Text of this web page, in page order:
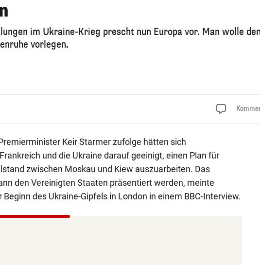
im Ukraine-Krieg prescht nun Europa vor. Man wolle
vorlegen.
Keir Starmer zufolge hätten sich
und die Ukraine darauf geeinigt, einen Plan für
zwischen Moskau und Kiew auszuarbeiten. Das
den Vereinigten Staaten präsentiert werden, meinte
des Ukraine-Gipfels in London in einem BBC-Interview.